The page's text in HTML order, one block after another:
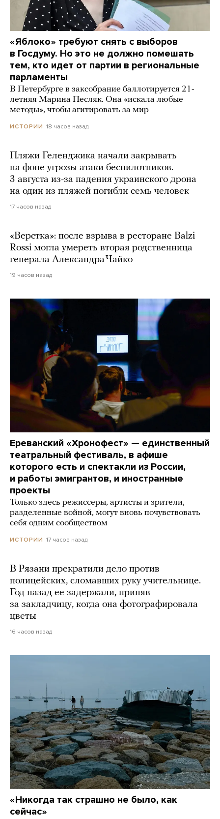
«Яблоко» требуют снять с выборов
в Госдуму. Но это не должно помешать
тем, кто идет от партии в региональные
парламенты
В Петербурге в заксобрание баллотируется 21-
летняя Марина Песляк. Она «искала любые
методы», чтобы агитировать за мир
ИСТОРИИ 18 часов назад
Пляжи Геленджика начали закрывать
на фоне угрозы атаки беспилотников.
3 августа из-за падения украинского дрона
на один из пляжей погибли семь человек
17 часов назад
«Верстка»: после взрыва в ресторане Balzi
Rossi могла умереть вторая родственница
генерала Александра Чайко
19 часов назад
Ереванский «Хронофест» — единственный
театральный фестиваль, в афише
которого есть и спектакли из России,
и работы эмигрантов, и иностранные
проекты
Только здесь режиссеры, артисты и зрители,
разделенные войной, могут вновь почувствовать
себя одним сообществом
ИСТОРИИ 17 часов назад
В Рязани прекратили дело против
полицейских, сломавших руку учительнице.
Год назад ее задержали, приняв
за закладчицу, когда она фотографировала
цветы
16 часов назад
«Никогда так страшно не было, как
сейчас»